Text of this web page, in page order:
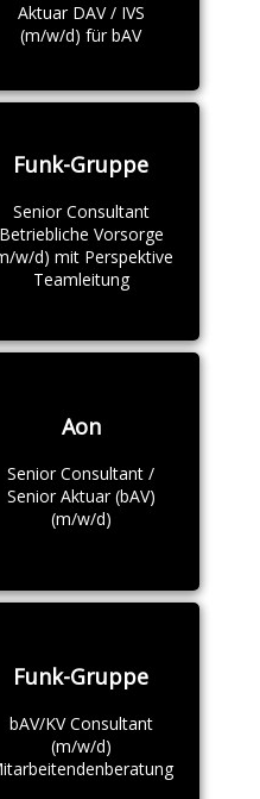
Aktuar DAV / IVS
(m/w/d) für bAV
Funk-Gruppe
Senior Consultant
Betriebliche Vorsorge
w/d) mit Perspektive
Teamleitung
Aon
Senior Consultant /
Senior Aktuar (bAV)
(m/w/d)
Funk-Gruppe
bAV/KV Consultant
(m/w/d)